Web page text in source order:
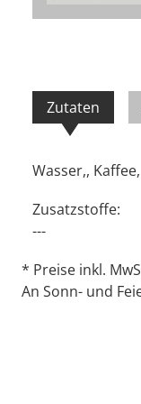
Zutaten
Wasser,, Kaffee,
Zusatzstoffe:
---
* Preise inkl.
An Sonn- und